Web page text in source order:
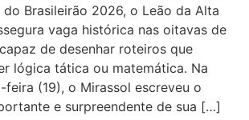
Brasileirão 2026, o Leão da Alta
vaga histórica nas oitavas de
de desenhar roteiros que
lógica tática ou matemática. Na
(19), o Mirassol escreveu o
e surpreendente de sua […]